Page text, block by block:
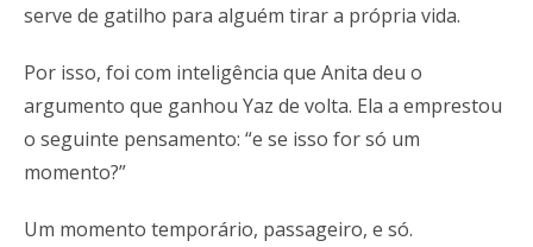
serve de gatilho para alguém tirar a própria vida.
Por isso, foi com inteligência que Anita deu o
argumento que ganhou Yaz de volta. Ela a emprestou
o seguinte pensamento: “e se isso for só um
momento?”
Um momento temporário, passageiro, e só.